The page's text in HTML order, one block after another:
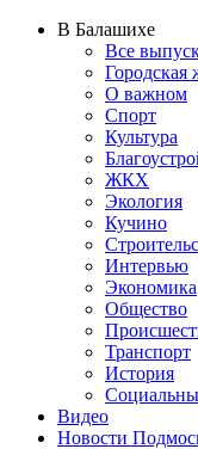
В Балашихе
Все
Городская
О важном
Спорт
Культура
ЖКХ
Экология
Кучино
Интервью
Экономика
Общество
Транспорт
История
Видео
Новости